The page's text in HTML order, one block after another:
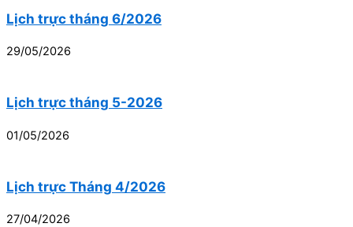
Lịch trực tháng 6/2026
29/05/2026
Lịch trực tháng 5-2026
01/05/2026
Lịch trực Tháng 4/2026
27/04/2026